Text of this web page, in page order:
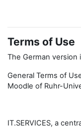
Terms of Use
The German version
General Terms of
Moodle of Ruhr-
IT.SERVICES, a